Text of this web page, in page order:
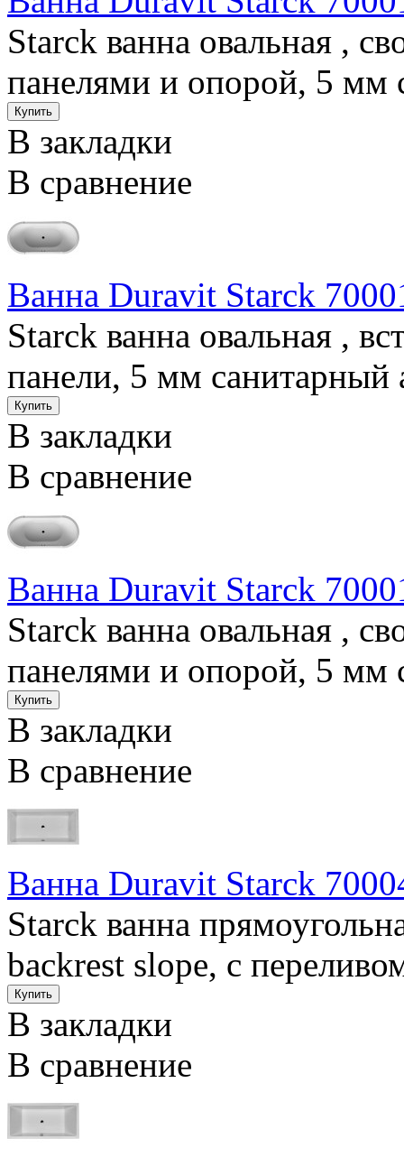
Starck ванна овальная ,
панелями и опорой, 5 мм
В закладки
В сравнение
Ванна Duravit Starck
Starck ванна овальная ,
панели, 5 мм санитарный
В закладки
В сравнение
Ванна Duravit Starck
Starck ванна овальная ,
панелями и опорой, 5 мм
В закладки
В сравнение
Ванна Duravit Starck
Starck ванна
backrest slope, с
В закладки
В сравнение